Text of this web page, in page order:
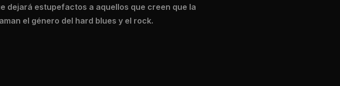
dejará estupefactos a aquellos que creen que la
el género del hard blues y el rock.